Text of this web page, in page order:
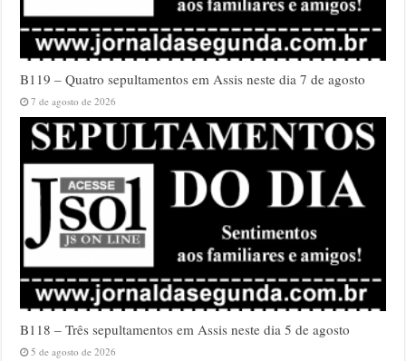
B119 – Quatro sepultamentos em Assis neste dia 7 de agosto
7 de agosto de 2026
B118 – Três sepultamentos em Assis neste dia 5 de agosto
5 de agosto de 2026